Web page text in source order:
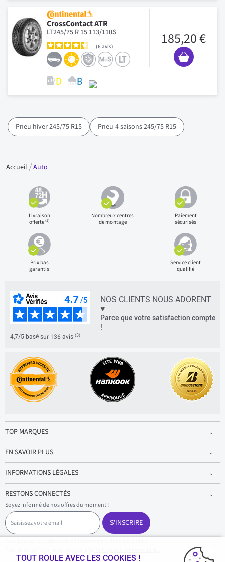
CrossContact ATR
LT245/75 R 15 113/110S
6avis 185,20 €
Pneu hiver 245/75 R15 Pneu 4 saisons 245/75 R15
Accueil Auto
Livraison
offerte(1)
Nombreux centres
de montage
Paiement
sécurisés
Prix bas
garantis
Service client
qualifié
NOS CLIENTS NOUS ADORENT
♥
Parce que votre satisfaction compte
!
4,7/5 basé sur 136 avis (3)
TOP MARQUES
EN SAVOIR PLUS
INFORMATIONS LÉGALES
RESTONS CONNECTÉS
Soyez informé de nos offres du moment !
S
a
i
s
S'INSCRIRE
TOUT ROULE AVEC LES COOKIES !